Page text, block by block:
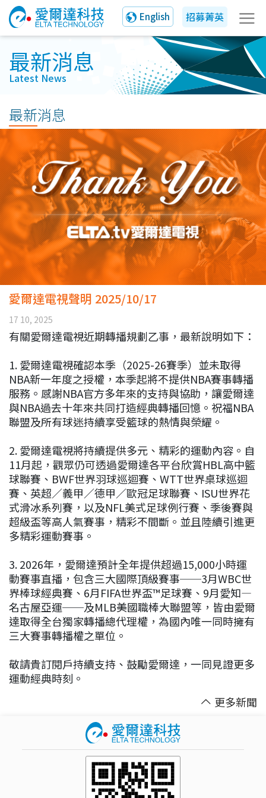
English 招募菁英
最新消息
Latest News
最新消息
愛爾達電視聲明 2025/10/17
17 10, 2025
有關愛爾達電視近期轉播規劃乙事，最新說明如下：
1. 愛爾達電視確認本季（2025-26賽季）並未取得
NBA新一年度之授權，本季起將不提供NBA賽事轉播
服務。感謝NBA官方多年來的支持與協助，讓愛爾達
與NBA過去十年來共同打造經典轉播回憶。祝福NBA
聯盟及所有球迷持續享受籃球的熱情與榮耀。
2. 愛爾達電視將持續提供多元、精彩的運動內容。自
11月起，觀眾仍可透過愛爾達各平台欣賞HBL高中籃
球聯賽、BWF世界羽球巡迴賽、WTT世界桌球巡迴
賽、英超／義甲／德甲／歐冠足球聯賽、ISU世界花
式滑冰系列賽，以及NFL美式足球例行賽、季後賽與
超級盃等高人氣賽事，精彩不間斷。並且陸續引進更
多精彩運動賽事。
3. 2026年，愛爾達預計全年提供超過15,000小時運
動賽事直播，包含三大國際頂級賽事──3月WBC世
界棒球經典賽、6月FIFA世界盃™足球賽、9月愛知—
名古屋亞運──及MLB美國職棒大聯盟等，皆由愛爾
達取得全台獨家轉播總代理權，為國內唯一同時擁有
三大賽事轉播權之單位。
敬請貴訂閱戶持續支持、鼓勵愛爾達，一同見證更多
運動經典時刻。
更多新聞